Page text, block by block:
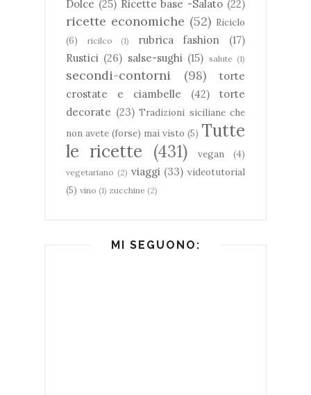
Dolce (25) Ricette base -Salato (22)
ricette economiche (52) Riciclo
(6)
ricilco (1) rubrica fashion
(17)
Rustici (26) salse-sughi (15) salute (1)
secondi-contorni (98)
torte
crostate e ciambelle
(42)
torte
decorate (23) Tradizioni siciliane che
non avete (forse) mai visto (5) Tutte
le ricette (431) vegan (4)
vegetariano (2) viaggi (33) videotutorial
(5) vino (1) zucchine (2)
MI SEGUONO: